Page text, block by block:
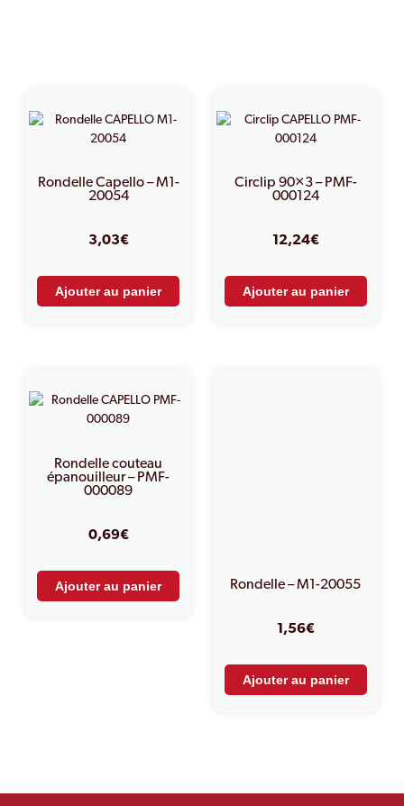
Rondelle Capello – M1-
20054
3,03€
Ajouter au panier
Circlip 90×3 – PMF-
000124
12,24€
Ajouter au panier
Rondelle couteau
épanouilleur – PMF-
000089
0,69€
Ajouter au panier Rondelle – M1-20055
1,56€
Ajouter au panier